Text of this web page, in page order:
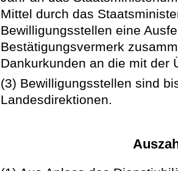
Mittel durch das
Bewilligungsstellen eine
Bestätigungsvermerk
Dankurkunden an die mit der
(3) Bewilligungsstellen sind
Landesdirektionen.